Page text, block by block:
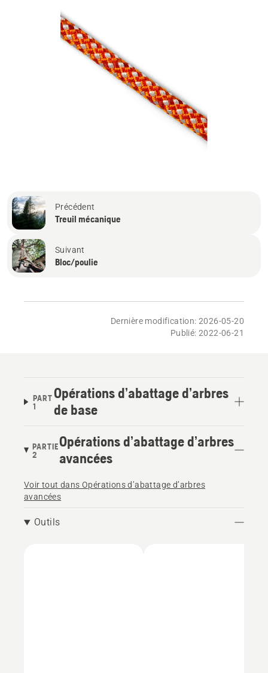
Précédent
Treuil mécanique
Suivant
Bloc/poulie
Dernière modification: 2026-05-20
Publié: 2022-06-21
PART
1
Opérations d’abattage d’arbres
de base
PARTIE
2
Opérations d’abattage d’arbres
avancées
Voir tout dans Opérations d’abattage d’arbres
avancées
Outils